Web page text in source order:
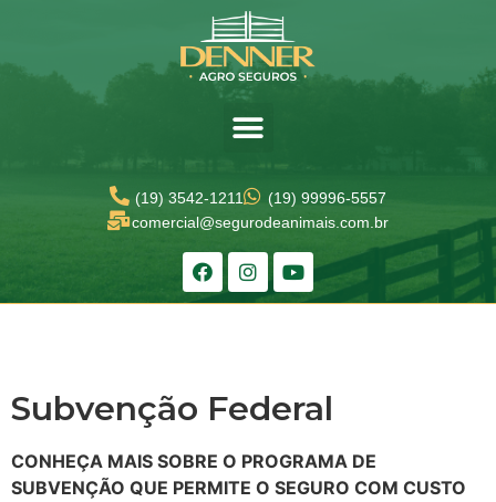
(19) 3542-1211
(19) 99996-5557
comercial@segurodeanimais.com.br​
Subvenção Federal
CONHEÇA MAIS SOBRE O PROGRAMA DE
SUBVENÇÃO QUE PERMITE O SEGURO COM CUSTO